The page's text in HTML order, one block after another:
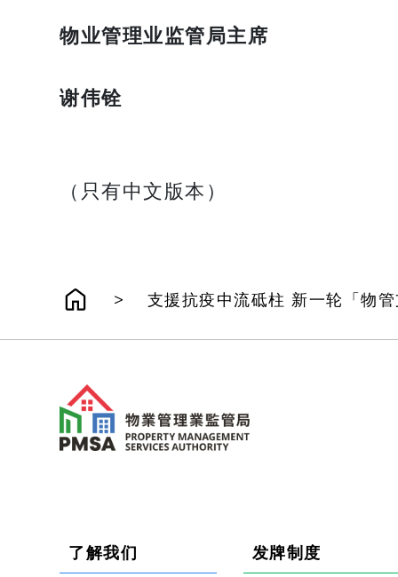
物业管理业监管局主席
谢伟铨
（只有中文版本）
> 支援抗疫中流砥柱 新一轮「物
了解我们 发牌制度